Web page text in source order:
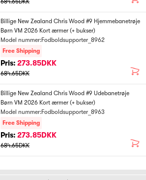
684.65DKK
Billige New Zealand Chris Wood #9 Hjemmebanetrøje
Børn VM 2026 Kort ærmer (+ bukser)
Model nummer:Fodboldsupporter_8962
Free Shipping
Pris: 273.85DKK
684.65DKK
Billige New Zealand Chris Wood #9 Udebanetrøje
Børn VM 2026 Kort ærmer (+ bukser)
Model nummer:Fodboldsupporter_8963
Free Shipping
Pris: 273.85DKK
684.65DKK